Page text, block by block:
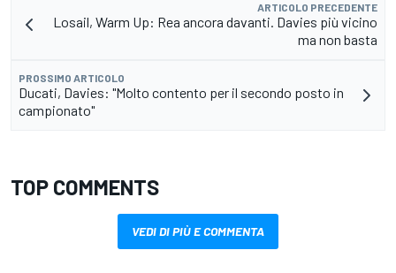
ARTICOLO PRECEDENTE
Losail, Warm Up: Rea ancora davanti. Davies più vicino
ma non basta
PROSSIMO ARTICOLO
Ducati, Davies: "Molto contento per il secondo posto in
campionato"
TOP COMMENTS
VEDI DI PIÙ E COMMENTA